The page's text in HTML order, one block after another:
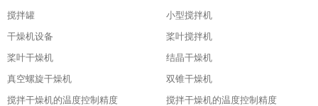
搅拌罐
小型搅拌机
干燥机设备
桨叶搅拌机
桨叶干燥机
结晶干燥机
真空螺旋干燥机
双锥干燥机
搅拌干燥机的温度控制精度
搅拌干燥机的温度控制精度